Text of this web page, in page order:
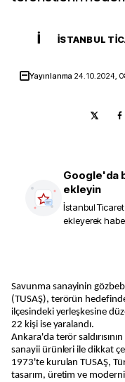
İ İSTANBUL
Yayınlanma 24.10.2024,
Google'da
ekleyin
İstanbul
ekleyerek
Savunma sanayinin gözbebeği Türk Havacılık ve Uzay Sanayii AŞ
(TUSAŞ), terörün
ilçesindeki yerleşkesine
22 kişi ise yaralandı.
Ankara'da terör
sanayii ürünleri ile dikkat
1973'te kurulan TUSAŞ,
tasarım, üretim ve